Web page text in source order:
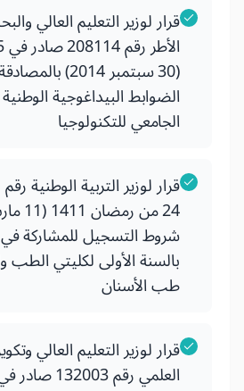
قرار لوزير التعليم العالي
(30 سبتمبر 2014)
الضوابط البيداغوجية
الجامعي للتكنولوجيا
شروط التسجيل للمشاركة في
بالسنة الأولى لكليتي الطب
طب الأسنان
قرار لوزير التعليم العالي